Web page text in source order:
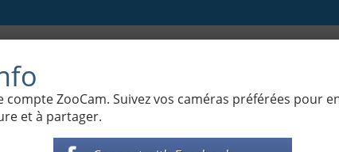
compte ZooCam. Suivez vos caméras préférées pour
et à partager.